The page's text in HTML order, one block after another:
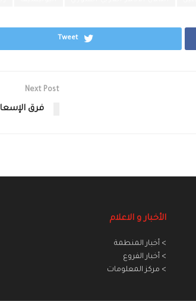
Tweet
Next Post
فرق
الأخبار و الاعلام
> أخبار المنطمة
> أخبار الفروع
> مركز المعلومات